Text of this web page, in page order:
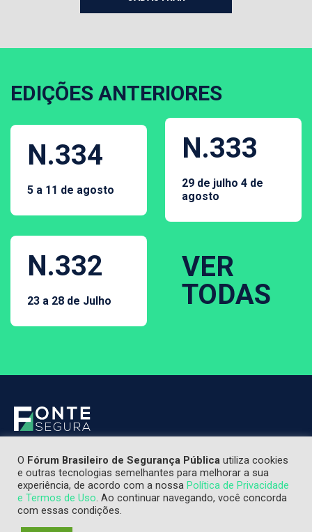
EDIÇÕES ANTERIORES
N.334
5 a 11 de agosto
N.333
29 de julho 4 de
agosto
N.332
23 a 28 de Julho
VER
TODAS
O Fórum Brasileiro de Segurança Pública utiliza cookies
e outras tecnologias semelhantes para melhorar a sua
experiência, de acordo com a nossa Política de Privacidade
e Termos de Uso. Ao continuar navegando, você concorda
com essas condições.